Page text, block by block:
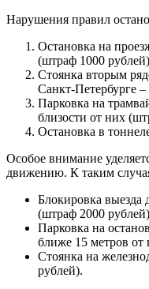
Нарушения правил
Остановка на
(штраф 1000
Стоянка вторым
Санкт-Петербурге
Парковка на
близости от них
Остановка в
Особое внимание
движению. К таким
Блокировка выезда
(штраф 2000
Парковка на
ближе 15 метров от
Стоянка на
рублей).